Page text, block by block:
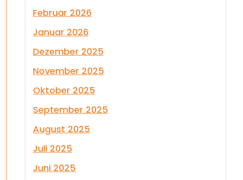
Februar 2026
Januar 2026
Dezember 2025
November 2025
Oktober 2025
September 2025
August 2025
Juli 2025
Juni 2025